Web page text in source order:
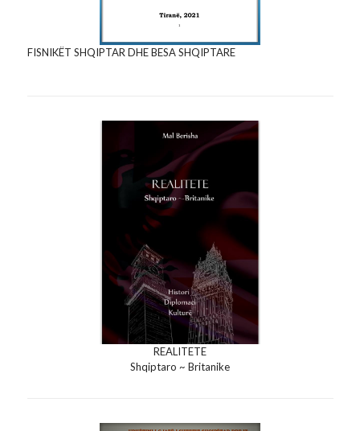
FISNIKËT SHQIPTAR DHE BESA SHQIPTARE
REALITETE
Shqiptaro ~ Britanike